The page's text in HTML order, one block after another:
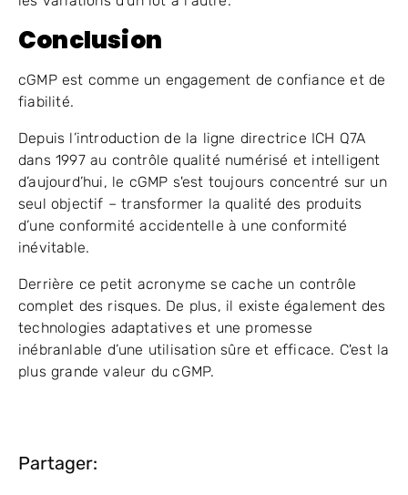
Conclusion
cGMP est comme un engagement de confiance et de
fiabilité.
Depuis l’introduction de la ligne directrice ICH Q7A
dans 1997 au contrôle qualité numérisé et intelligent
d’aujourd’hui, le cGMP s'est toujours concentré sur un
seul objectif – transformer la qualité des produits
d’une conformité accidentelle à une conformité
inévitable.
Derrière ce petit acronyme se cache un contrôle
complet des risques. De plus, il existe également des
technologies adaptatives et une promesse
inébranlable d’une utilisation sûre et efficace. C'est la
plus grande valeur du cGMP.
Partager: